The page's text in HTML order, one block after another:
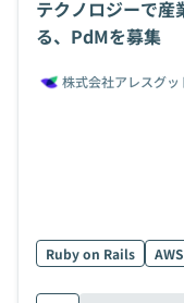
テクノロジーで産
る、PdMを募集
株式会社アレスグッ
Ruby on Rails AWS